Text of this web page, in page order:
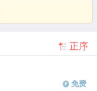
正序
免费